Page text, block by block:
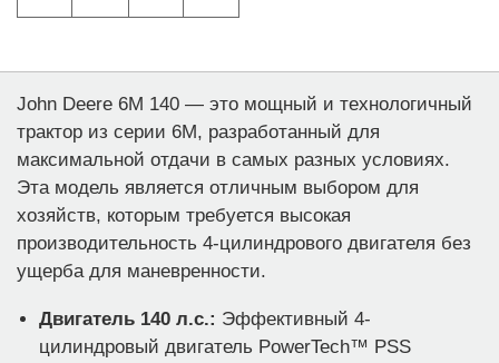
John Deere 6M 140 — это мощный и технологичный
трактор из серии 6M, разработанный для
максимальной отдачи в самых разных условиях.
Эта модель является отличным выбором для
хозяйств, которым требуется высокая
производительность 4-цилиндрового двигателя без
ущерба для маневренности.
Двигатель 140 л.с.: Эффективный 4-
цилиндровый двигатель PowerTech™ PSS